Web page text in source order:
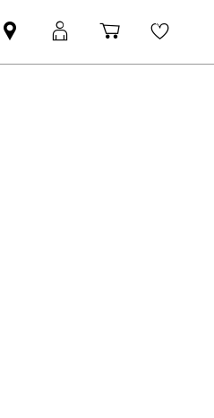
Trouver
un
Connexion
MyMINI
Panier